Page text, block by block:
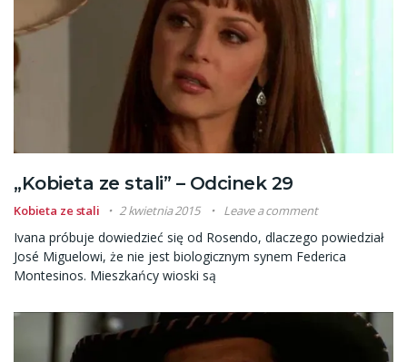
„Kobieta ze stali” – Odcinek 29
Kobieta ze stali 2 kwietnia 2015 Leave a comment
Ivana próbuje dowiedzieć się od Rosendo, dlaczego powiedział
José Miguelowi, że nie jest biologicznym synem Federica
Montesinos. Mieszkańcy wioski są